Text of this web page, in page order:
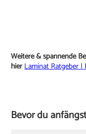
Weitere & spannende
hierLaminat Ratgeber |
Bevor du